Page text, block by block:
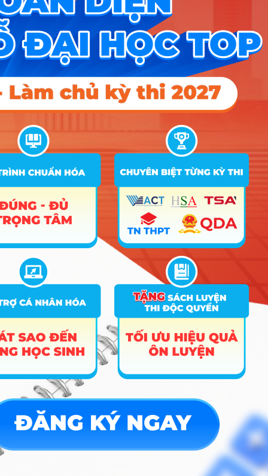
Nhóm Y dược & Chăm sóc Sức
khỏe
2 ngành |Xem chi tiết
Nhóm Công an - Quân đội 1 ngành |Xem chi tiết
Nhóm Ngôn ngữ & Văn hóa 1 ngành |Xem chi tiết
Nhóm Truyền thông - Marketing 1 ngành | Xem chi tiết
Học viện Công an Nhân dân điểm chuẩn 2026: Cập nhật mới nhất
Điểm sàn các trường công an năm 2026
CÔNG CỤ TRA CỨU
➜Trắc nghiệm MBTI
➜
Đề án tuyển sinh
➜ Tra cứu tổ hợp môn
Quy đổi điểm thi
➜Điểm chuẩn Đại học
Xếp hạng điểm thi